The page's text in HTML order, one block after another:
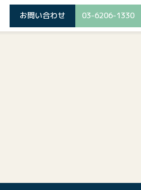
お問い合わせ 03-6206-1330